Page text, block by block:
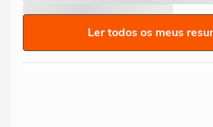
Ler todos os meus